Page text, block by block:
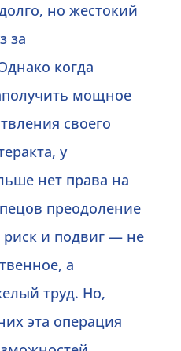
но жестокий
за
когда
мощное
своего
у
нет права на
преодоление
и подвиг — не
а
труд. Но,
эта операция